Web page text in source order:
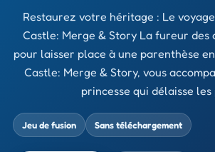
Restaurez votre héritage : Le
Castle: Merge & Story La fureur des
pour laisser place à une parenthèse
Castle: Merge & Story, vous
princesse qui délaisse les
Jeu de fusion Sans téléchargement